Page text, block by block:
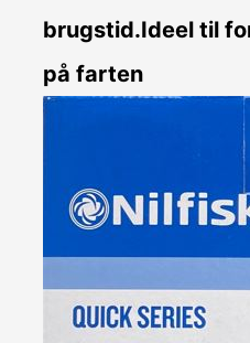
brugstid.Ideel til
på farten